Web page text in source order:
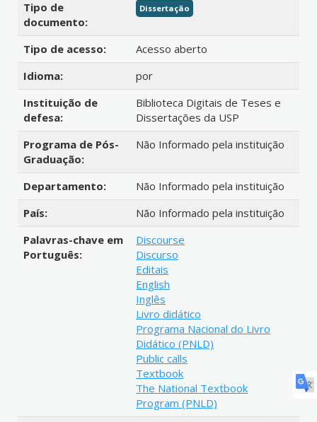
Tipo de
documento:
Dissertação
Tipo de acesso:
Acesso aberto
Idioma:
por
Instituição de
defesa:
Biblioteca Digitais de Teses e
Dissertações da USP
Programa de Pós-
Graduação:
Não Informado pela instituição
Departamento:
Não Informado pela instituição
País:
Não Informado pela instituição
Palavras-chave em
Português:
Discourse
Discurso
Editais
English
Inglês
Livro didático
Programa Nacional do Livro
Didático (PNLD)
Public calls
Textbook
The National Textbook
Program (PNLD)